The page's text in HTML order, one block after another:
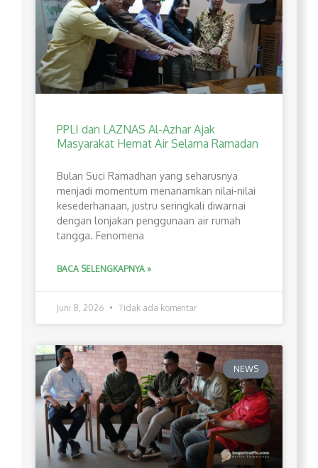
PPLI dan LAZNAS Al-Azhar Ajak
Masyarakat Hemat Air Selama Ramadan
Bulan Suci Ramadhan yang seharusnya
menjadi momentum menanamkan nilai-nilai
kesederhanaan, justru seringkali diwarnai
dengan lonjakan penggunaan air rumah
tangga. Fenomena
BACA SELENGKAPNYA »
Juni 8, 2026 Tidak ada komentar
NEWS